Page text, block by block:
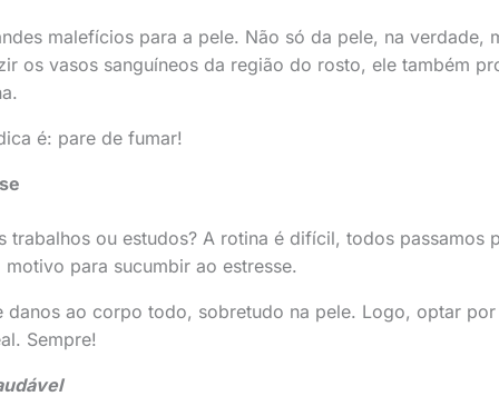
malefícios para a pele. Não só da pele, na verdade,
os vasos sanguíneos da região do rosto, ele também
é: pare de fumar!
trabalhos ou estudos? A rotina é difícil, todos passamos
para sucumbir ao estresse.
danos ao corpo todo, sobretudo na pele. Logo, optar
Sempre!